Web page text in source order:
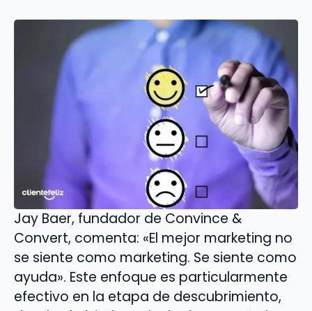
Jay Baer, fundador de Convince &
Convert, comenta: «El mejor marketing no
se siente como marketing. Se siente como
ayuda». Este enfoque es particularmente
efectivo en la etapa de descubrimiento,